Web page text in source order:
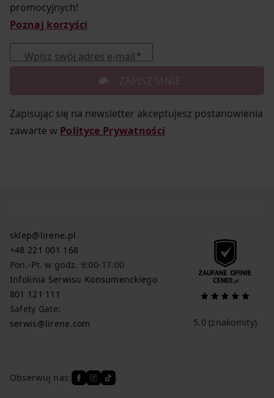
promocyjnych!
Poznaj korzyści
Wpisz swój adres e-mail
ZAPISZ MNIE
Zapisując się na newsletter akceptujesz postanowienia
zawarte w Polityce Prywatności
Obserwuj nas:
sklep@lirene.pl
+48 221 001 168
Pon.-Pt. w godz. 9:00-17:00
Infolinia Serwisu Konsumenckiego
801 121 111
Safety Gate:
serwis@lirene.com
5.0 (znakomity)